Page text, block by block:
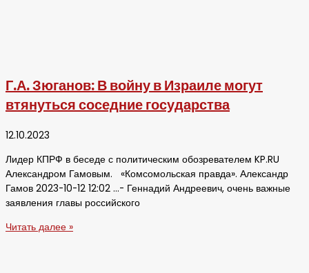
Г.А. Зюганов: В войну в Израиле могут
втянуться соседние государства
12.10.2023
Лидер КПРФ в беседе с политическим обозревателем KP.RU
Александром Гамовым. «Комсомольская правда». Александр
Гамов 2023-10-12 12:02 …- Геннадий Андреевич, очень важные
заявления главы российского
Читать далее »